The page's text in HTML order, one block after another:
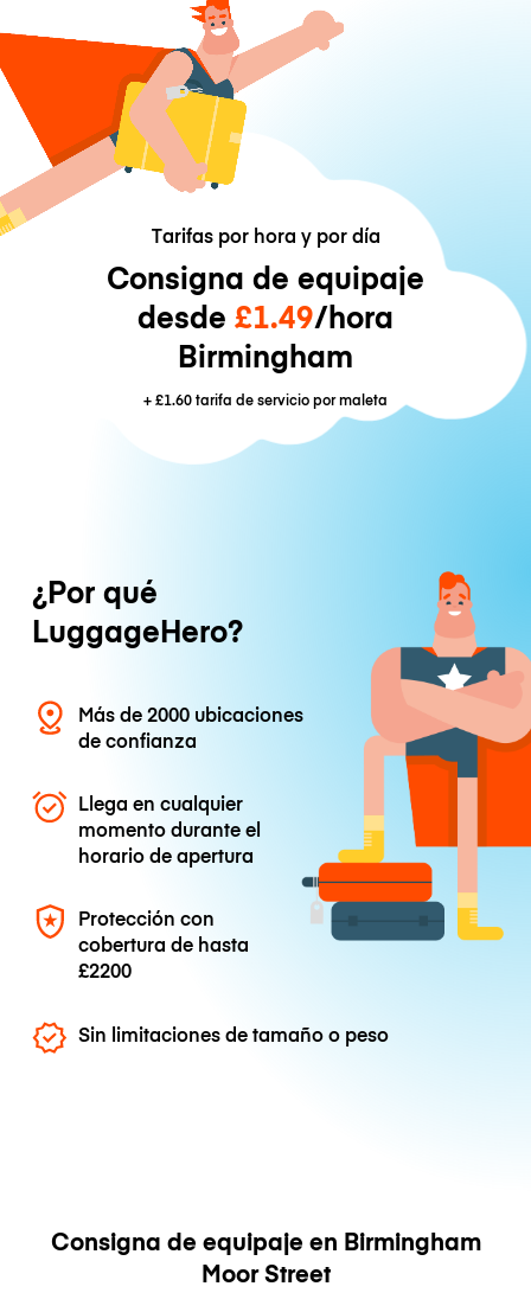
Tarifas por hora y por día
Consigna de equipaje
desde £1.49/hora
Birmingham
+£1.60tarifa de servicio por maleta
¿Por qué
LuggageHero?
Más de 2000 ubicaciones
de confianza
Llega en cualquier
momento durante el
horario de apertura
Protección con
cobertura de hasta
£2200
Sin limitaciones de tamaño o peso
Consigna de equipaje en Birmingham
Moor Street